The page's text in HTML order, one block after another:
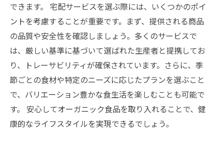
できます。 宅配サービスを選ぶ際には、いくつかのポイ
ントを考慮することが重要です。まず、提供される商品
の品質や安全性を確認しましょう。多くのサービスで
は、厳しい基準に基づいて選ばれた生産者と提携してお
り、トレーサビリティが確保されています。さらに、季
節ごとの食材や特定のニーズに応じたプランを選ぶこと
で、バリエーション豊かな食生活を楽しむことも可能で
す。 安心してオーガニック食品を取り入れることで、健
康的なライフスタイルを実現できるでしょう。